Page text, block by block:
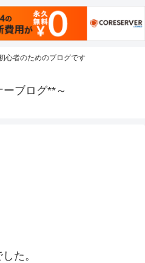
心者のためのブログです
ーブログ**～
た。